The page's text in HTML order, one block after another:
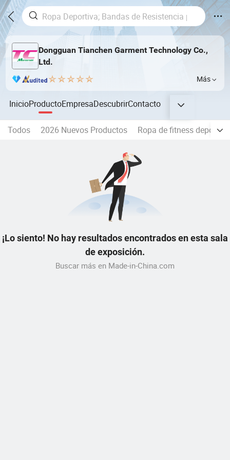
Dongguan Tianchen Garment Technology Co.,
Ltd.
Más
InicioProductoEmpresaDescubrirContacto
Todos 2026 Nuevos Productos Ropa de fitness
¡Lo siento! No hay resultados encontrados en esta sala
de exposición.
Buscar más en Made-in-China.com